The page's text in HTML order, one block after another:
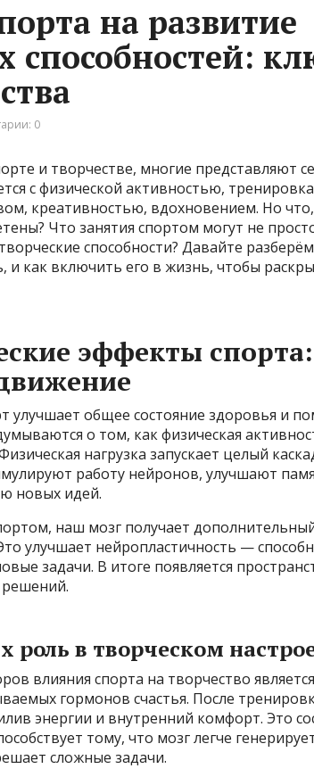
на развитие
способностей:
0
и творчестве, многие представляют
с физической активностью,
креативностью, вдохновением. Но что,
Что занятия спортом могут не
способности? Давайте
и как включить его в жизнь, чтобы
эффекты
улучшает общее состояние здоровья и
о том, как физическая
нагрузка запускает целый
работу нейронов, улучшают
новых идей.
наш мозг получает
улучшает нейропластичность —
задачи. В итоге появляется
роль в творческом
влияния спорта на творчество
гормонов счастья. После
энергии и внутренний комфорт. Это
тому, что мозг легче
сложные задачи.